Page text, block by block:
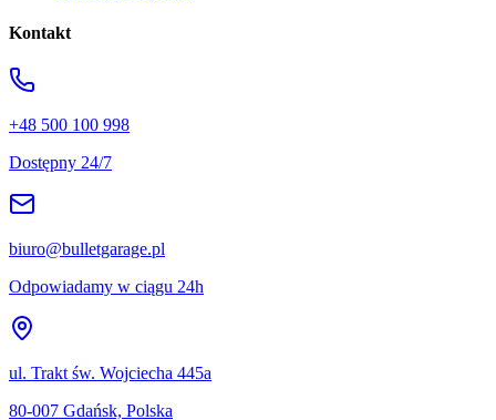
Kontakt
+48 500 100 998
Dostępny 24/7
biuro@bulletgarage.pl
Odpowiadamy w ciągu 24h
ul. Trakt św. Wojciecha 445a
80-007 Gdańsk, Polska